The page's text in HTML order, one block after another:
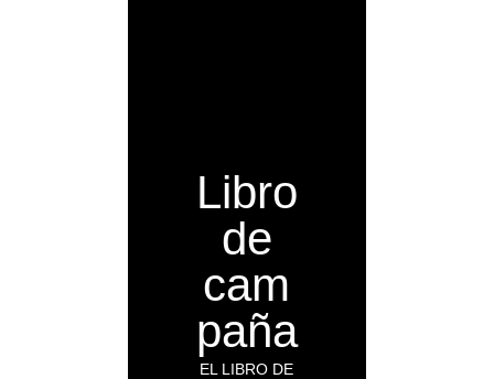
Libro
de
cam
paña
EL LIBRO DE